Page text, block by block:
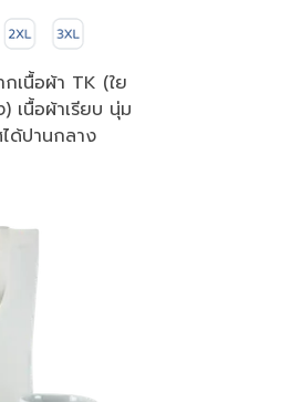
เนื้อผ้า TK (ใย
เนื้อผ้าเรียบ นุ่ม
ด้ปานกลาง